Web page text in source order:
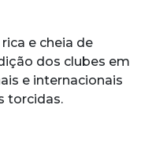
e cheia de
dos clubes em
e internacionais
torcidas.